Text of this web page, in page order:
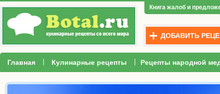
Книга жалоб и
ДОБАВИТЬ
Главная Кулинарные рецепты Рецепты народной